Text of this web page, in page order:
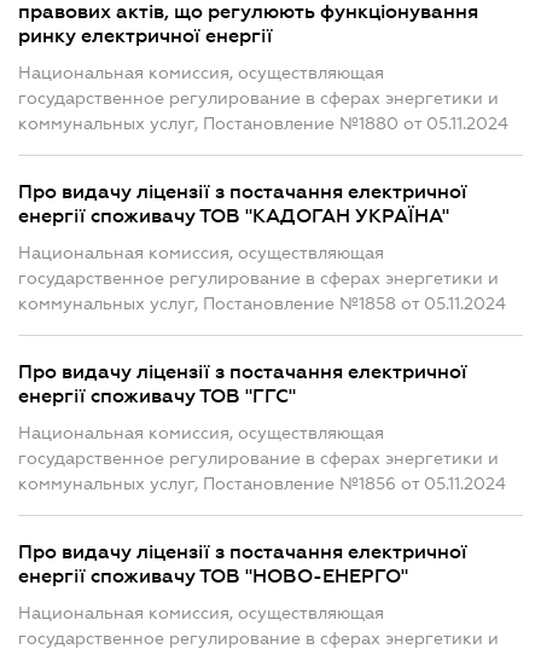
правових актів, що регулюють функціонування
ринку електричної енергії
Национальная комиссия, осуществляющая
государственное регулирование в сферах энергетики и
коммунальных услуг, Постановление №1880 от 05.11.2024
Про видачу ліцензії з постачання електричної
енергії споживачу ТОВ "КАДОГАН УКРАЇНА"
Национальная комиссия, осуществляющая
государственное регулирование в сферах энергетики и
коммунальных услуг, Постановление №1858 от 05.11.2024
Про видачу ліцензії з постачання електричної
енергії споживачу ТОВ "ГГС"
Национальная комиссия, осуществляющая
государственное регулирование в сферах энергетики и
коммунальных услуг, Постановление №1856 от 05.11.2024
Про видачу ліцензії з постачання електричної
енергії споживачу ТОВ "НОВО-ЕНЕРГО"
Национальная комиссия, осуществляющая
государственное регулирование в сферах энергетики и